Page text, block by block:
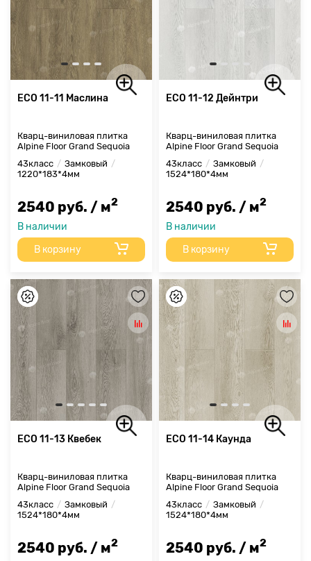
ECO 11-11 Маслина
Кварц-виниловая плитка
Alpine Floor Grand Sequoia
43класс
Замковый
1220*183*4мм
2540 руб. / м2
В наличии
В корзину
ECO 11-12 Дейнтри
Кварц-виниловая плитка
Alpine Floor Grand Sequoia
43класс
Замковый
1524*180*4мм
2540 руб. / м2
В наличии
В корзину
ECO 11-13 Квебек
Кварц-виниловая плитка
Alpine Floor Grand Sequoia
43класс
Замковый
1524*180*4мм
2540 руб. / м2
ECO 11-14 Каунда
Кварц-виниловая плитка
Alpine Floor Grand Sequoia
43класс
Замковый
1524*180*4мм
2540 руб. / м2